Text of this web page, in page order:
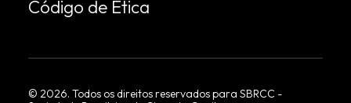
Código de Ética
© 2026. Todos os direitos reservados para SBRCC -